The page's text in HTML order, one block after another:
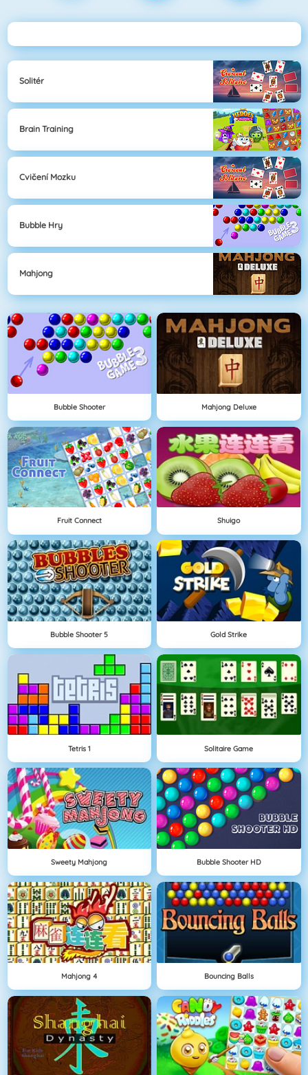
Solitér
Brain Training
Cvičení Mozku
Bubble Hry
Mahjong
Bubble Shooter Mahjong Deluxe
Fruit Connect Shuigo
Bubble Shooter 5 Gold Strike
Tetris 1 Solitaire Game
Sweety Mahjong Bubble Shooter HD
Mahjong 4 Bouncing Balls